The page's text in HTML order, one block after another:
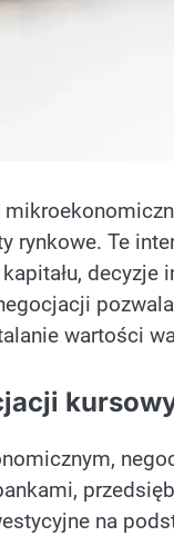
rynkowe. Te
wartości
na